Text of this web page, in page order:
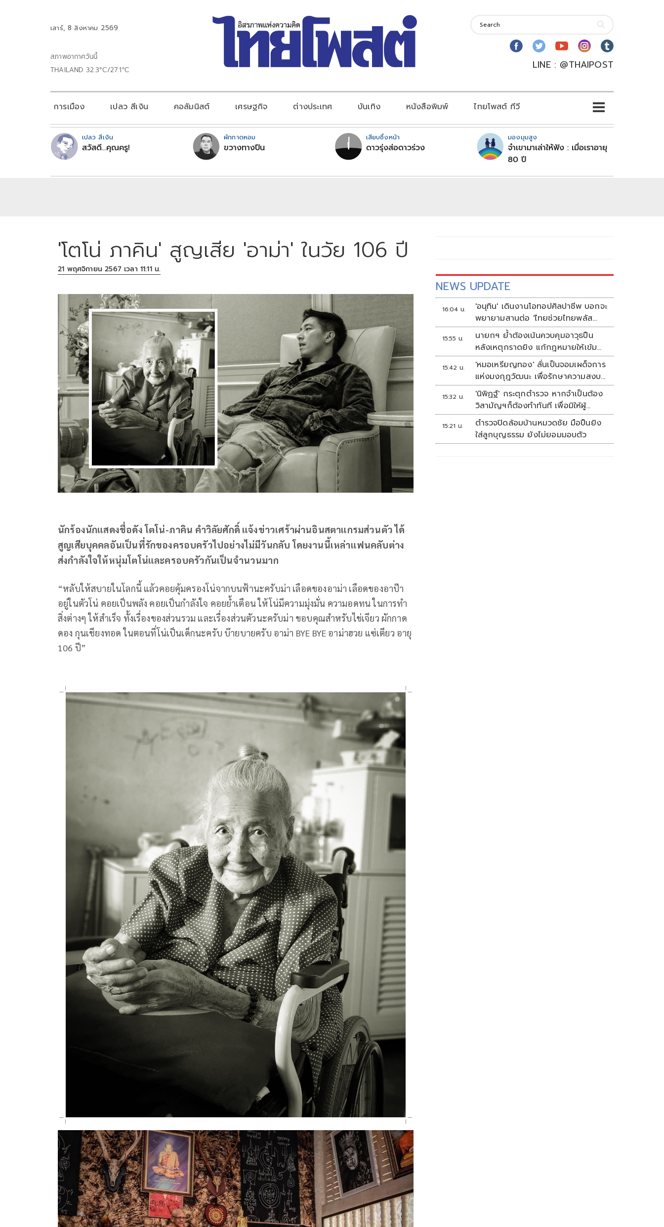
เสาร์, 8 สิงหาคม 2569
สภาพอากาศวันนี้
THAILAND 32.3°C/27.1°C
LINE : @THAIPOST
การเมือง เปลว สีเงิน คอลัมนิสต์ เศรษฐกิจ ต่างประเทศ บันเทิง หนังสือพิมพ์ ไทยโพสต์ ทีวี
เปลว สีเงิน
สวัสดี...คุณครู!
ผักกาดหอม
ขวางทางปืน
เสียบซึ่งหน้า
ดาวรุ่งส่อดาวร่วง
มองมุมสูง
จำเขามาเล่าให้ฟัง : เมื่อเราอายุ
80 ปี
'โตโน่ ภาคิน' สูญเสีย 'อาม่า' ในวัย 106 ปี
21 พฤศจิกายน 2567 เวลา 11:11 น.
นักร้องนักแสดงชื่อดัง โตโน่-ภาคิน คำวิลัยศักดิ์ แจ้งข่าวเศร้าผ่านอินสตาแกรมส่วนตัว ได้
สูญเสียบุคคลอันเป็นที่รักของครอบครัวไปอย่างไม่มีวันกลับ โดยงานนี้เหล่าแฟนคลับต่าง
ส่งกำลังใจให้หนุ่มโตโน่และครอบครัวกันเป็นจำนวนมาก
“หลับให้สบายในโลกนี้ แล้วคอยคุ้มครองโน่จากบนฟ้านะครับม่า เลือดของอาม่า เลือดของอาป๊า
อยู่ในตัวโน่ คอยเป็นพลัง คอยเป็นกำลังใจ คอยย้ำเตือน ให้โน่มีความมุ่งมั่น ความอดทน ในการทำ
สิ่งต่างๆ ให้สำเร็จ ทั้งเรื่องของส่วนรวม และเรื่องส่วนตัวนะครับม่า ขอบคุณสำหรับไข่เจียว ผักกาด
ดอง กุนเชียงทอด ในตอนที่โน่เป็นเด็กนะครับ บ๊ายบายครับ อาม่า BYE BYE อาม่าฮวย แซ่เตียว อายุ
106 ปี”
NEWS UPDATE
16:04 น.
'อนุทิน' เดินงานโอทอปศิลปาชีพ บอกจะ
พยายามสานต่อ 'ไทยช่วยไทยพลัส
เฟส 2'
15:55 น.
นายกฯ ย้ำต้องเน้นควบคุมอาวุธปืน
หลังเหตุกราดยิง แก้กฎหมายให้เข้ม
งวด ตั้งด่านตรวจเพิ่ม
15:42 น.
'หมอเหรียญทอง' ลั่นเป็นจอมเผด็จการ
แห่งมงกุฎวัฒนะ เพื่อรักษาความสงบ
ปลอดภัยภายในรพ.
15:32 น.
'นิพิฏฐ์' กระตุกตำรวจ หากจำเป็นต้อง
วิสามัญฯก็ต้องทำทันที เพื่อมิให้ผู้
บริสุทธิ์เสียชีวิตเพิ่ม
15:21 น.
ตำรวจปิดล้อมบ้านหมวดชัย มือปืนยิง
ใส่ลูกบุญธรรม ยังไม่ยอมมอบตัว